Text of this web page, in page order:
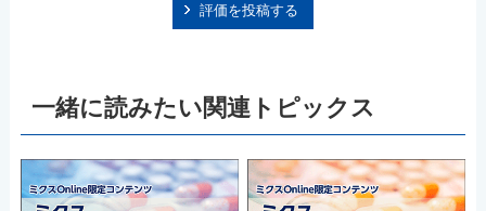
評価を投稿する
一緒に読みたい関連トピックス